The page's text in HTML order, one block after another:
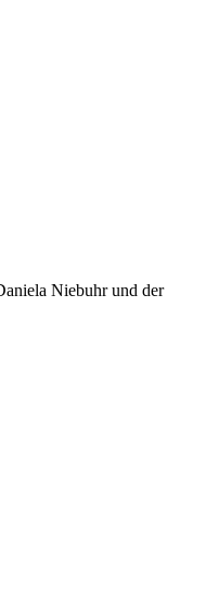
Niebuhr und der